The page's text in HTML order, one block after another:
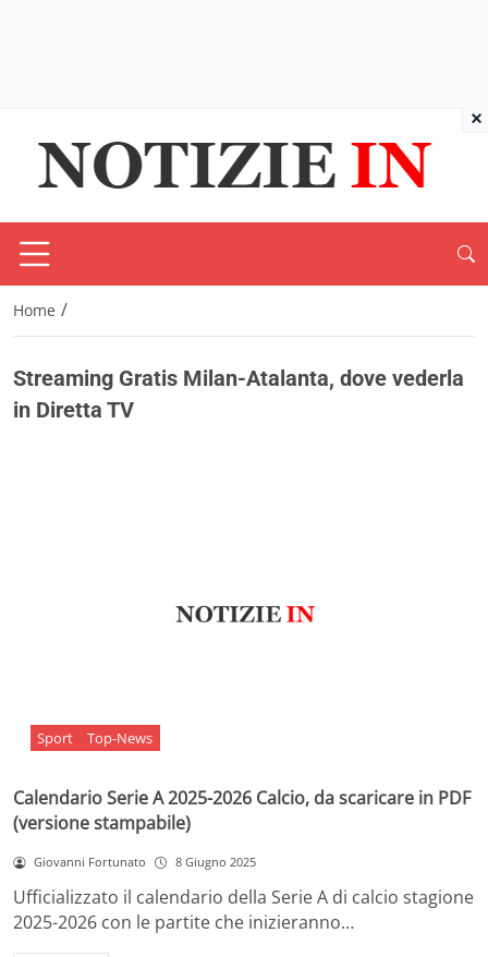
Home /
Streaming Gratis Milan-Atalanta, dove vederla
in Diretta TV
Sport Top-News
Calendario Serie A 2025-2026 Calcio, da scaricare in PDF
(versione stampabile)
Giovanni Fortunato 8 Giugno 2025
Ufficializzato il calendario della Serie A di calcio stagione
2025-2026 con le partite che inizieranno…
×